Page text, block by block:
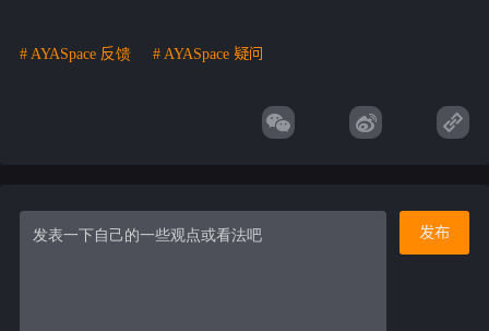
# AYASpace 反馈 # AYASpace 疑问
发布